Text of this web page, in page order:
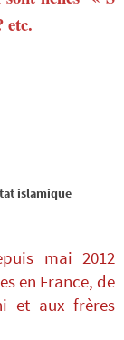
etc.
islamique
mai 2012
en France, de
et aux frères